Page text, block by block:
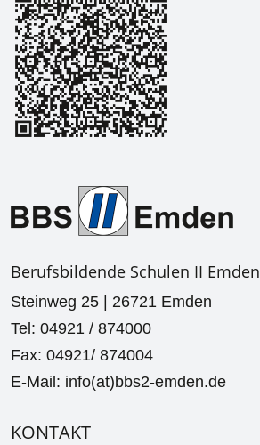
Berufsbildende Schulen II Emden
Steinweg 25 | 26721 Emden
Tel: 04921 / 874000
Fax: 04921/ 874004
E-Mail: info(at)bbs2-emden.de
KONTAKT